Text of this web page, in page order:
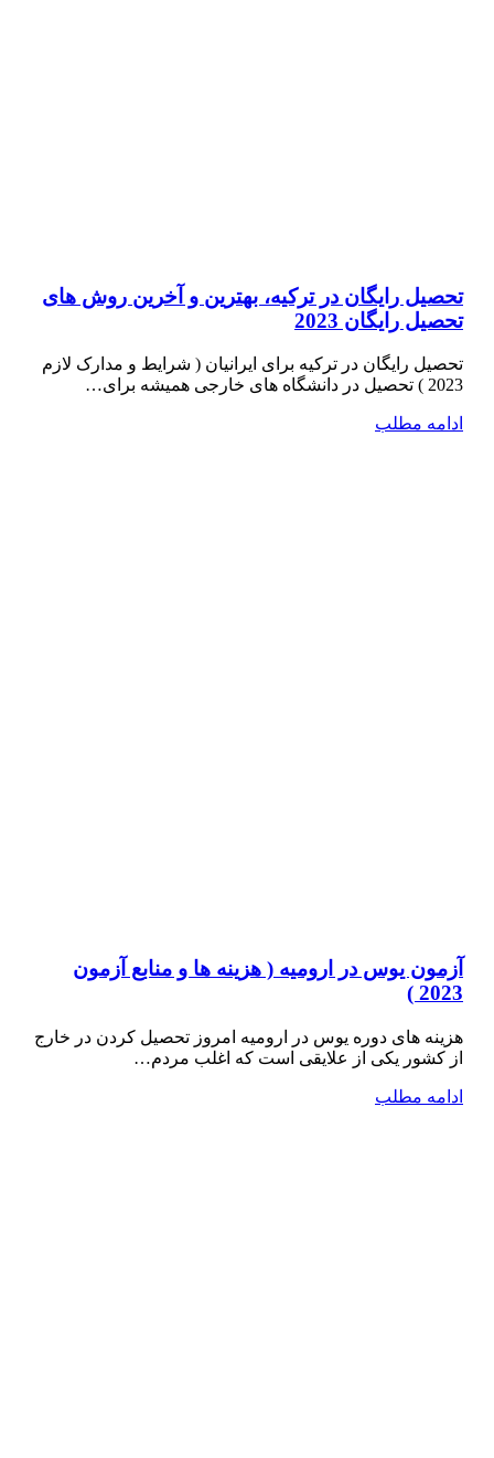
تحصیل رایگان در ترکیه، بهترین و آخرین روش های
تحصیل رایگان 2023
تحصیل رایگان در ترکیه برای ایرانیان ( شرایط و مدارک لازم
2023 ) تحصیل در دانشگاه­ های خارجی همیشه برای…
ادامه مطلب
آزمون یوس در ارومیه ( هزینه ها و منابع آزمون
2023 )
هزینه های دوره یوس در ارومیه امروز تحصیل کردن در خارج
از کشور یکی از علایقی است که اغلب مردم…
ادامه مطلب